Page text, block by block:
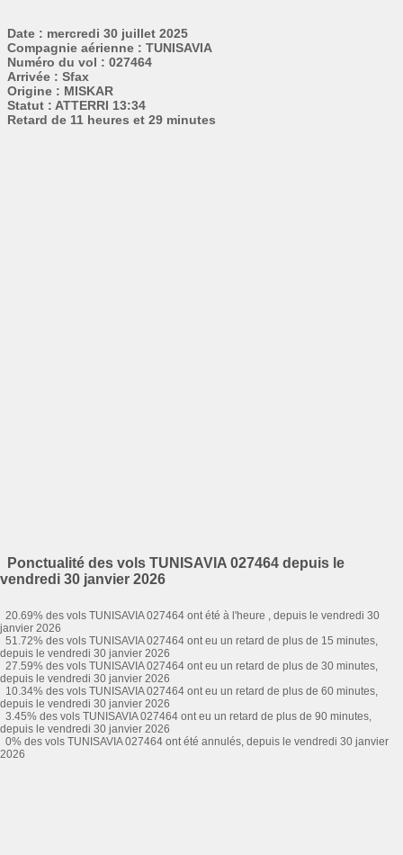
Date : mercredi 30 juillet 2025
Compagnie aérienne : TUNISAVIA
Numéro du vol : 027464
Arrivée : Sfax
Origine : MISKAR
Statut : ATTERRI 13:34
Retard de 11 heures et 29 minutes
Ponctualité des vols TUNISAVIA 027464 depuis le
vendredi 30 janvier 2026
20.69% des vols TUNISAVIA 027464 ont été à l'heure , depuis le vendredi 30
janvier 2026
51.72% des vols TUNISAVIA 027464 ont eu un retard de plus de 15 minutes,
depuis le vendredi 30 janvier 2026
27.59% des vols TUNISAVIA 027464 ont eu un retard de plus de 30 minutes,
depuis le vendredi 30 janvier 2026
10.34% des vols TUNISAVIA 027464 ont eu un retard de plus de 60 minutes,
depuis le vendredi 30 janvier 2026
3.45% des vols TUNISAVIA 027464 ont eu un retard de plus de 90 minutes,
depuis le vendredi 30 janvier 2026
0% des vols TUNISAVIA 027464 ont été annulés, depuis le vendredi 30 janvier
2026